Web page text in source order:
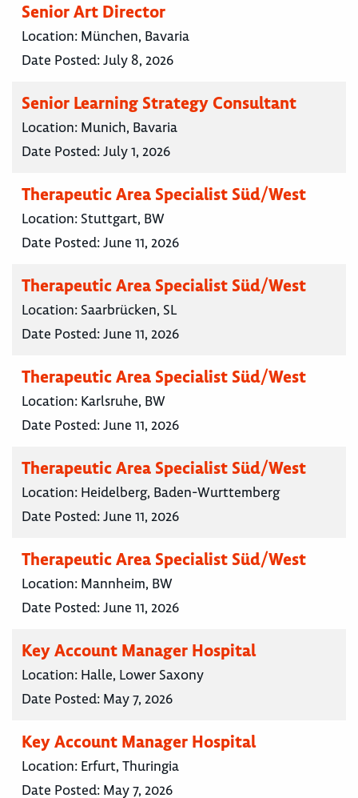
Senior Art Director
Location: München, Bavaria
Date Posted:July 8, 2026
Senior Learning Strategy Consultant
Location: Munich, Bavaria
Date Posted:July 1, 2026
Therapeutic Area Specialist Süd/West
Location: Stuttgart, BW
Date Posted:June 11, 2026
Therapeutic Area Specialist Süd/West
Location: Saarbrücken, SL
Date Posted:June 11, 2026
Therapeutic Area Specialist Süd/West
Location: Karlsruhe, BW
Date Posted:June 11, 2026
Therapeutic Area Specialist Süd/West
Location: Heidelberg, Baden-Wurttemberg
Date Posted:June 11, 2026
Therapeutic Area Specialist Süd/West
Location: Mannheim, BW
Date Posted:June 11, 2026
Key Account Manager Hospital
Location: Halle, Lower Saxony
Date Posted: May 7, 2026
Key Account Manager Hospital
Location: Erfurt, Thuringia
Date Posted: May 7, 2026